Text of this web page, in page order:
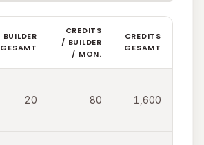
BUILDER
GESAMT
CREDITS
/ BUILDER
/ MON.
CREDITS
GESAMT
20 80 1,600